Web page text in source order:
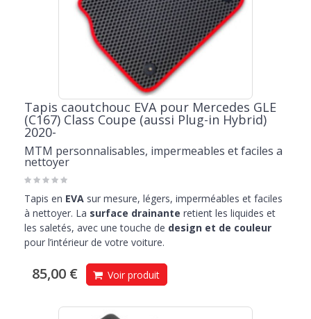
Tapis caoutchouc EVA pour Mercedes GLE
(C167) Class Coupe (aussi Plug-in Hybrid)
2020-
MTM personnalisables, impermeables et faciles a
nettoyer
Tapis en EVA sur mesure, légers, imperméables et faciles
à nettoyer. La surface drainante retient les liquides et
les saletés, avec une touche de design et de couleur
pour l’intérieur de votre voiture.
85,00 € Voir produit